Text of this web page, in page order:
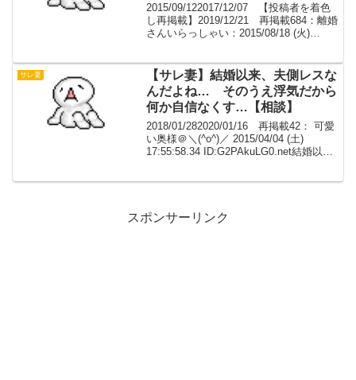
2015/09/122017/12/07 【投稿者を着色
し再掲載】2019/12/21 再掲載684：離婚
さんいらっしゃい：2015/08/18 (火)
サレ妻
【サレ妻】結婚以来、夫側レスな
んだよね… そのうえ浮気だから
何か自信なくす…【相談】
2018/01/282020/01/16 再掲載42： 可愛
い奥様＠＼(^o^)／ 2015/04/04 (土)
17:55:58.34 ID:G2PAkuLG0.net結婚以
スポンサーリンク